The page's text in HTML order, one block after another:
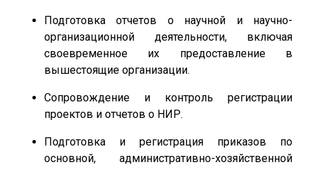
Подготовка отчетов о научной и научно-
организационной деятельности, включая
своевременное их предоставление в
вышестоящие организации.
Сопровождение и контроль регистрации
проектов и отчетов о НИР.
Подготовка и регистрация приказов по
основной, административно-хозяйственной